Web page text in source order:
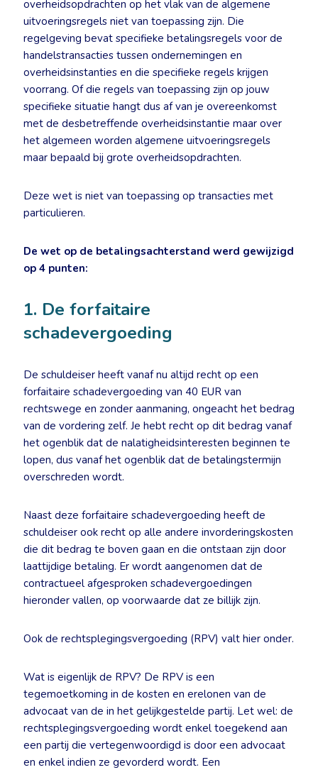
overheidsopdrachten op het vlak van de algemene
uitvoeringsregels niet van toepassing zijn. Die
regelgeving bevat specifieke betalingsregels voor de
handelstransacties tussen ondernemingen en
overheidsinstanties en die specifieke regels krijgen
voorrang. Of die regels van toepassing zijn op jouw
specifieke situatie hangt dus af van je overeenkomst
met de desbetreffende overheidsinstantie maar over
het algemeen worden algemene uitvoeringsregels
maar bepaald bij grote overheidsopdrachten.
Deze wet is niet van toepassing op transacties met
particulieren.
De wet op de betalingsachterstand werd gewijzigd
op 4 punten:
1. De forfaitaire
schadevergoeding
De schuldeiser heeft vanaf nu altijd recht op een
forfaitaire schadevergoeding van 40 EUR van
rechtswege en zonder aanmaning, ongeacht het bedrag
van de vordering zelf. Je hebt recht op dit bedrag vanaf
het ogenblik dat de nalatigheidsinteresten beginnen te
lopen, dus vanaf het ogenblik dat de betalingstermijn
overschreden wordt.
Naast deze forfaitaire schadevergoeding heeft de
schuldeiser ook recht op alle andere invorderingskosten
die dit bedrag te boven gaan en die ontstaan zijn door
laattijdige betaling. Er wordt aangenomen dat de
contractueel afgesproken schadevergoedingen
hieronder vallen, op voorwaarde dat ze billijk zijn.
Ook de rechtsplegingsvergoeding (RPV) valt hier onder.
Wat is eigenlijk de RPV? De RPV is een
tegemoetkoming in de kosten en erelonen van de
advocaat van de in het gelijkgestelde partij. Let wel: de
rechtsplegingsvergoeding wordt enkel toegekend aan
een partij die vertegenwoordigd is door een advocaat
en enkel indien ze gevorderd wordt. Een